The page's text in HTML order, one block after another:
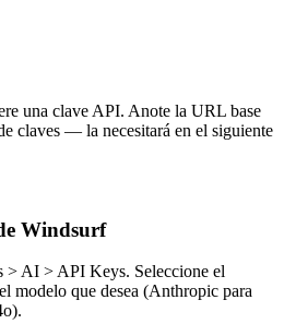
una clave API. Anote la URL base
claves — la necesitará en el siguiente
Windsurf
> AI > API Keys. Seleccione el
modelo que desea (Anthropic para